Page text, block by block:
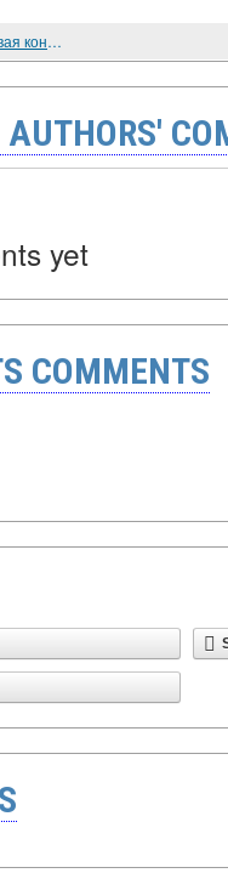
A NEW CONCEPT OF ELECTRICITY Новая концепция электричества
yet
COMMENTS